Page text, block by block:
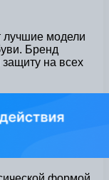
лучшие модели
Бренд
на всех